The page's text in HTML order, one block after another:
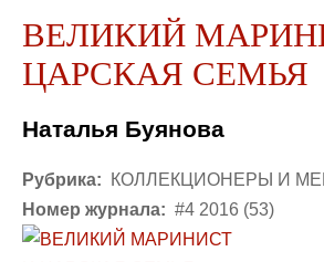
ВЕЛИКИЙ
ЦАРСКАЯ СЕМЬЯ
Наталья Буянова
Рубрика:
КОЛЛЕКЦИОНЕРЫ И
Номер журнала: #4 2016 (53)